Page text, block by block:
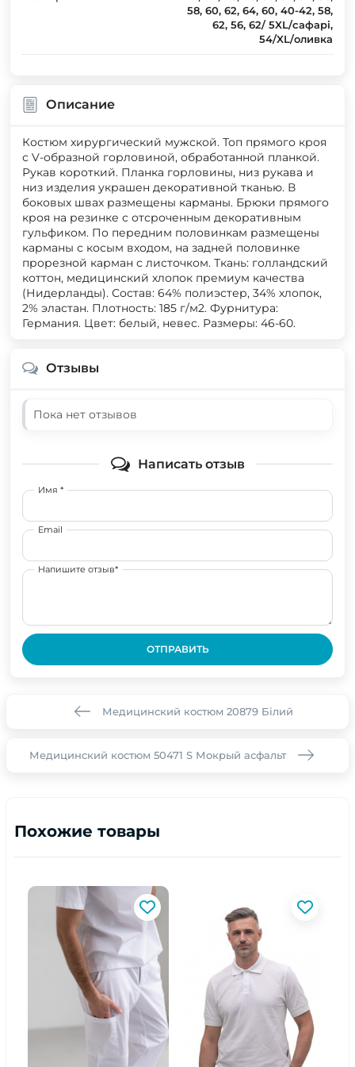
58, 60, 62, 64, 60, 40-42, 58,
62, 56, 62/ 5XL/сафарі,
54/XL/оливка
Описание
Костюм хирургический мужской. Топ прямого кроя
с V-образной горловиной, обработанной планкой.
Рукав короткий. Планка горловины, низ рукава и
низ изделия украшен декоративной тканью. В
боковых швах размещены карманы. Брюки прямого
кроя на резинке с отсроченным декоративным
гульфиком. По передним половинкам размещены
карманы с косым входом, на задней половинке
прорезной карман с листочком. Ткань: голландский
коттон, медицинский хлопок премиум качества
(Нидерланды). Состав: 64% полиэстер, 34% хлопок,
2% эластан. Плотность: 185 г/м2. Фурнитура:
Германия. Цвет: белый, невес. Размеры: 46-60.
Отзывы
Пока нет отзывов
Написать отзыв
Имя *
Email
Напишите отзыв*
ОТПРАВИТЬ
Медицинский костюм 20879 Білий
Медицинский костюм 50471 S Мокрый асфальт
Похожие товары